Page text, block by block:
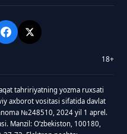
18+
tahririyatning yozma ruxsati
axborot vositasi sifatida davlat
№248510, 2024 yil 1 aprel.
Manzil: Oʻzbekiston, 100180,